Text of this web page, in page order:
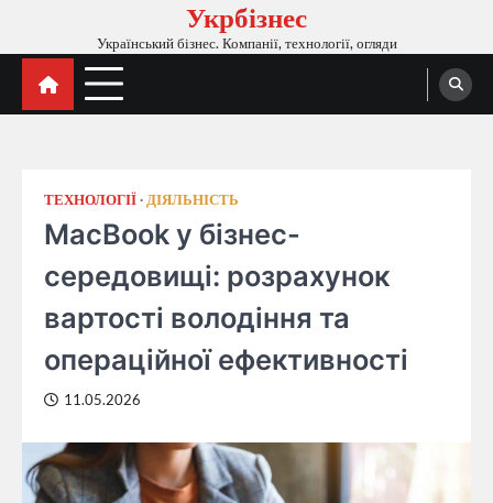
вмісту
Укрбізнес
Український бізнес. Компанії, технології, огляди
ТЕХНОЛОГІЇ ДІЯЛЬНІСТЬ
MacBook у бізнес-
середовищі: розрахунок
вартості володіння та
операційної ефективності
11.05.2026